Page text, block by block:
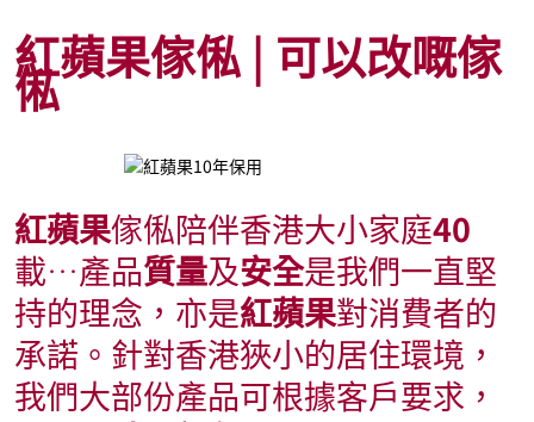
紅蘋果傢俬 | 可以改嘅傢
俬
紅蘋果傢俬陪伴香港大小家庭40
載…產品質量及安全是我們一直堅
持的理念，亦是紅蘋果對消費者的
承諾。針對香港狹小的居住環境，
我們大部份產品可根據客戶要求，